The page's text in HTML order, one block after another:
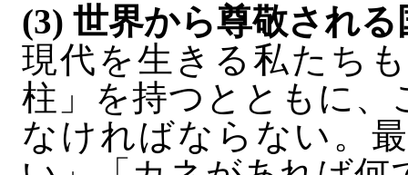
(3) 世界から尊敬され
現代を生きる私たち
柱」を持つとともに、
なければならない。